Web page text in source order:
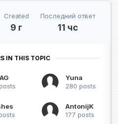
Created
9 г
Последний ответ
11 чс
IN THIS TOPIC
Yuna
280 posts
AntonijK
177 posts